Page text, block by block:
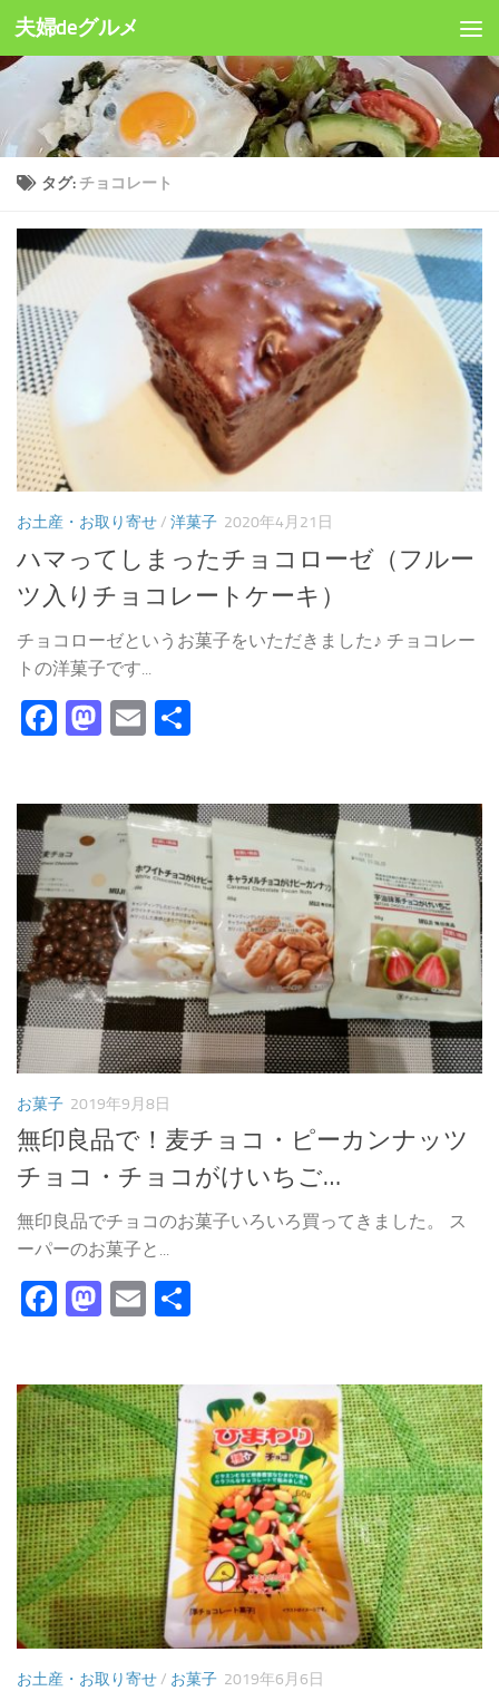
コンテンツへスキップ
夫婦deグルメ
タグ:チョコレート
お土産・お取り寄せ/ 洋菓子 2020年4月21日
ハマってしまったチョコローゼ（フルー
ツ入りチョコレートケーキ）
チョコローゼというお菓子をいただきました♪ チョコレー
トの洋菓子です...
Facebook
Mastodon
Email
お菓子 2019年9月8日
無印良品で！麦チョコ・ピーカンナッツ
チョコ・チョコがけいちご…
無印良品でチョコのお菓子いろいろ買ってきました。 ス
ーパーのお菓子と...
Facebook
Mastodon
Email
お土産・お取り寄せ/ お菓子 2019年6月6日